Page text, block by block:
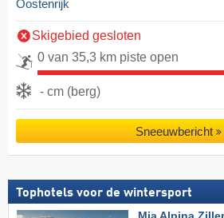
Oostenrijk
Skigebied gesloten
0 van 35,3 km piste open
- cm (berg)
Sneeuwbericht
Tophotels voor de wintersport